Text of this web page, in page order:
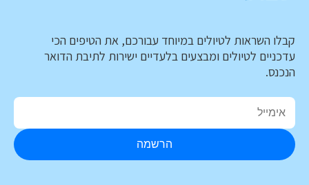
קבלו השראות לטיולים במיוחד עבורכם, את הטיפים הכי
עדכניים לטיולים ומבצעים בלעדיים ישירות לתיבת הדואר
הנכנס.
הרשמה